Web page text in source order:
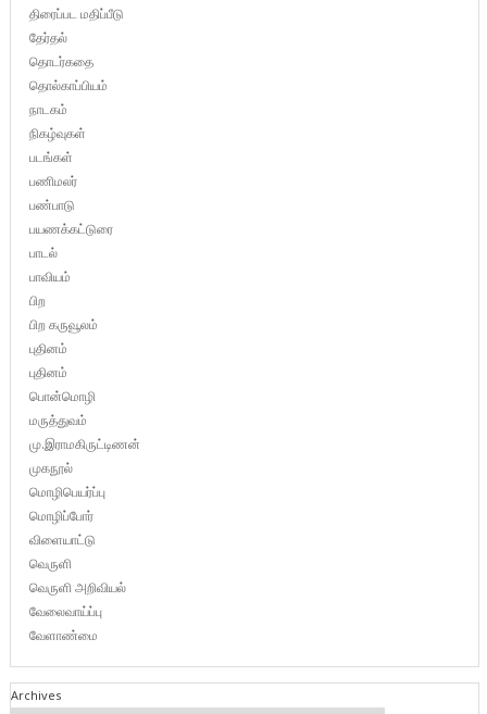
திரைப்பட மதிப்பீடு
தேர்தல்
தொடர்கதை
தொல்காப்பியம்
நாடகம்
நிகழ்வுகள்
படங்கள்
பணிமலர்
பண்பாடு
பயணக்கட்டுரை
பாடல்
பாவியம்
பிற
பிற கருவூலம்
புதினம்
புதினம்
பொன்மொழி
மருத்துவம்
மு.இராமகிருட்டிணன்
முகநூல்
மொழிபெயர்ப்பு
மொழிப்போர்
விளையாட்டு
வெருளி
வெருளி அறிவியல்
வேலைவாய்ப்பு
வேளாண்மை
Archives